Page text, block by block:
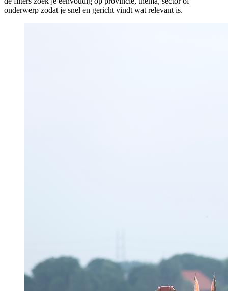
onderwerp zodat je snel en gericht vindt wat relevant is.